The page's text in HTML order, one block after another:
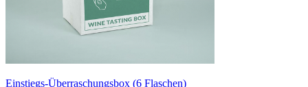
Einstiegs-Überraschungsbox (6 Flaschen)